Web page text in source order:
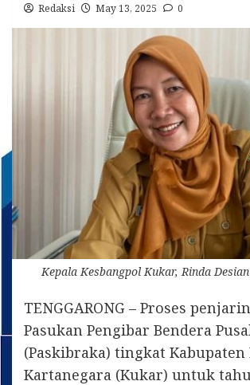
Redaksi May 13, 2025 0
Kepala Kesbangpol Kukar, Rinda
TENGGARONG – Proses
Pasukan Pengibar Bendera
(Paskibraka) tingkat
Kartanegara (Kukar) untuk